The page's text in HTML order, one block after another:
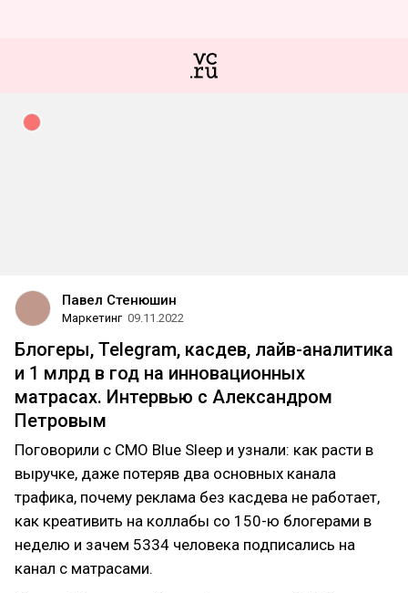
Павел Стенюшин
Маркетинг 09.11.2022
Блогеры, Telegram, касдев, лайв-аналитика
и 1 млрд в год на инновационных
матрасах. Интервью с Александром
Петровым
Поговорили с СМО Blue Sleep и узнали: как расти в
выручке, даже потеряв два основных канала
трафика, почему реклама без касдева не работает,
как креативить на коллабы со 150-ю блогерами в
неделю и зачем 5334 человека подписались на
канал с матрасами.